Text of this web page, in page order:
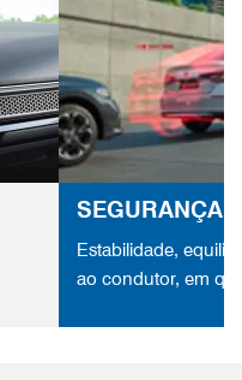
SEGURANÇA
Estabilidade,
ao condutor, em